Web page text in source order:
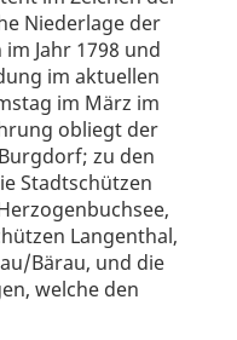
Niederlage der
Jahr 1798 und
im aktuellen
im März im
obliegt der
zu den
Stadtschützen
Langenthal,
Bärau, und die
welche den